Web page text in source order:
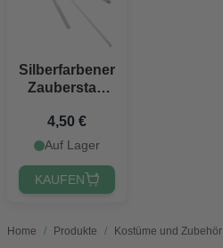
Home / Produkte / Kostüme und Zubehör
Silberfarbener
Zauberstab
Bändern 39,5
cm
4,50 €
Auf Lager
KAUFEN